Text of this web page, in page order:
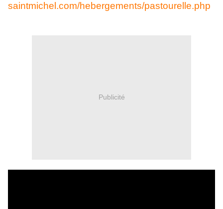
saintmichel.com/hebergements/pastourelle.php
Publicité